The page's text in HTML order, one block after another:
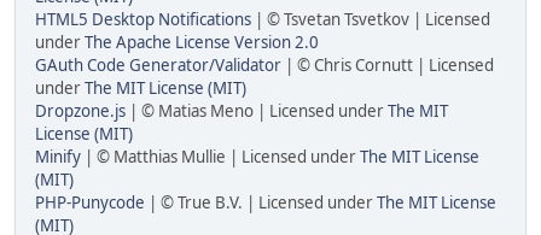
HTML5 Desktop Notifications | © Tsvetan Tsvetkov | Licensed
underThe Apache License Version 2.0
GAuth Code Generator/Validator | © Chris Cornutt | Licensed
underThe MIT License (MIT)
Dropzone.js | © Matias Meno | Licensed underThe MIT
License (MIT)
Minify | © Matthias Mullie | Licensed underThe MIT License
(MIT)
PHP-Punycode | © True B.V. | Licensed underThe MIT License
(MIT)